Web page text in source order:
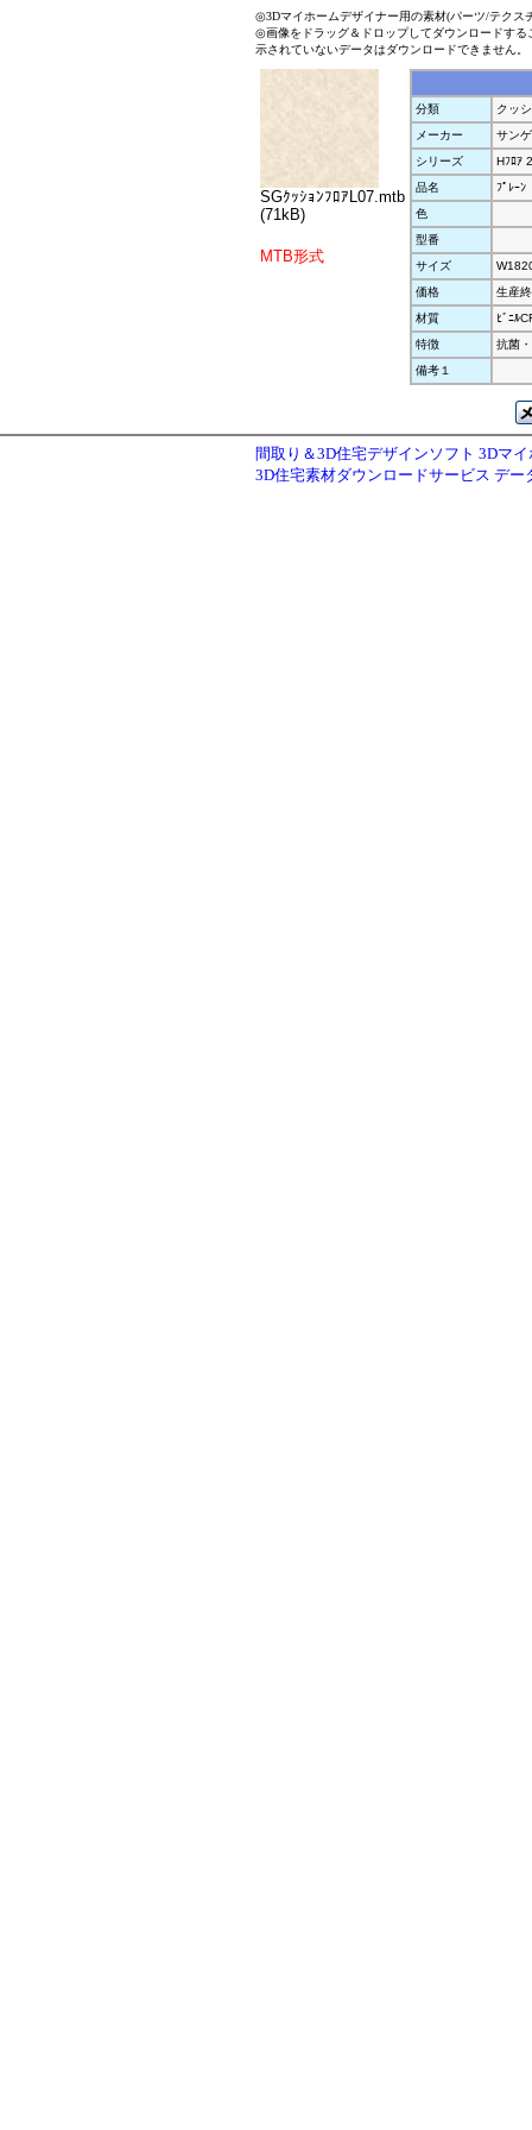
◎3Dマイホームデザイナー用の素材(パーツ/テクス
◎画像をドラッグ＆ドロップしてダウンロードす
示されていないデータはダウンロードできません。
SGｸｯｼｮﾝﾌﾛｱL07.mtb
(71kB)
MTB形式
分類
クッ
メーカー
サン
シリーズ
Hﾌﾛｱ
品名
ﾌﾟﾚｰﾝ
色
型番
サイズ
価格
生産
材質
ﾋﾞﾆﾙ
特徴
抗菌
備考１
間取り＆3D住宅デザインソフト 3Dマ
3D住宅素材ダウンロードサービス デー